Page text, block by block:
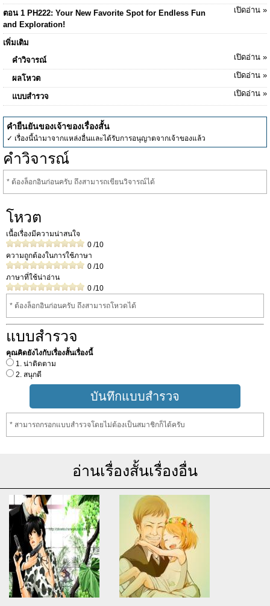
ตอน 1 PH222: Your New Favorite Spot for Endless Fun
and Exploration!
เปิดอ่าน »
เพิ่มเติม
คำวิจารณ์
เปิดอ่าน »
ผลโหวต เปิดอ่าน »
แบบสำรวจ เปิดอ่าน »
คำยืนยันของเจ้าของเรื่องสั้น
✓ เรื่องนี้นำมาจากแหล่งอื่นและได้รับการอนุญาตจากเจ้าของแล้ว
คำวิจารณ์
* ต้องล็อกอินก่อนครับ ถึงสามารถเขียนวิจารณ์ได้
โหวต
เนื้อเรื่องมีความน่าสนใจ
0 /10
ความถูกต้องในการใช้ภาษา
0 /10
ภาษาที่ใช้น่าอ่าน
0 /10
* ต้องล็อกอินก่อนครับ ถึงสามารถโหวดได้
แบบสำรวจ
คุณคิดยังไงกับเรื่องสั้นเรื่องนี้
1. น่าติดตาม
2. สนุกดี
* สามารถกรอกแบบสำรวจโดยไม่ต้องเป็นสมาชิกก็ได้ครับ
อ่านเรื่องสั้นเรื่องอื่น